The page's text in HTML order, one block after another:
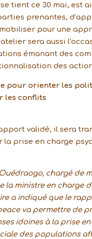
se tient ce 30 mai, est
prenantes,
pour une
sera aussi
émanant des
des
pour orienter les
les conflits
validé, il sera
la prise en charge
chargé de
la ministre en charge
a indiqué que le
va permettre de
idoines à la prise
des populations